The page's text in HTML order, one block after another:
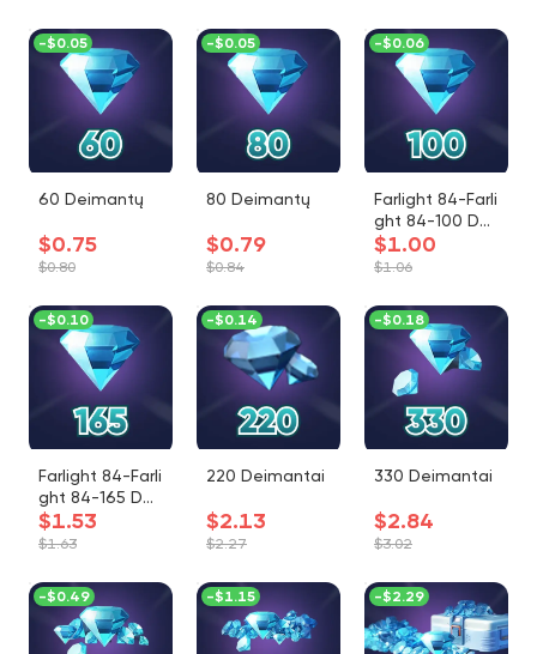
60 Deimantų
$0.75
$0.80
-$0.05
80 Deimantų
$0.79
$0.84
-$0.05
Farlight 84-Farli
ght 84-100 Dei
mantų
$1.00
$1.06
-$0.06
Farlight 84-Farli
ght 84-165 Dei
mantai
$1.53
$1.63
-$0.10
220 Deimantai
$2.13
$2.27
-$0.14
330 Deimantai
$2.84
$3.02
-$0.18
-$0.49 -$1.15 -$2.29